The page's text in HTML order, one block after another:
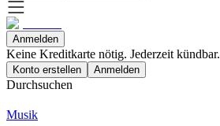
Anmelden
Keine Kreditkarte nötig. Jederzeit kündbar.
Konto erstellen Anmelden
Durchsuchen
Musik